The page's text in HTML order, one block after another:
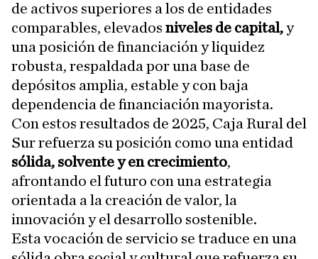
de activos superiores a los de entidades
comparables, elevados niveles de capital,y
una posición de financiación y liquidez
robusta, respaldada por una base de
depósitos amplia, estable y con baja
dependencia de financiación mayorista.
Con estos resultados de 2025, Caja Rural del
Sur refuerza su posición como una entidad
sólida, solvente y en crecimiento,
afrontando el futuro con una estrategia
orientada a la creación de valor, la
innovación y el desarrollo sostenible.
Esta vocación de servicio se traduce en una